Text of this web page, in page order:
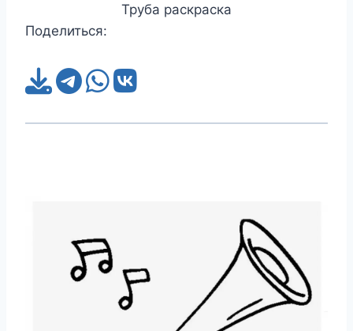
Труба раскраска
Поделиться: